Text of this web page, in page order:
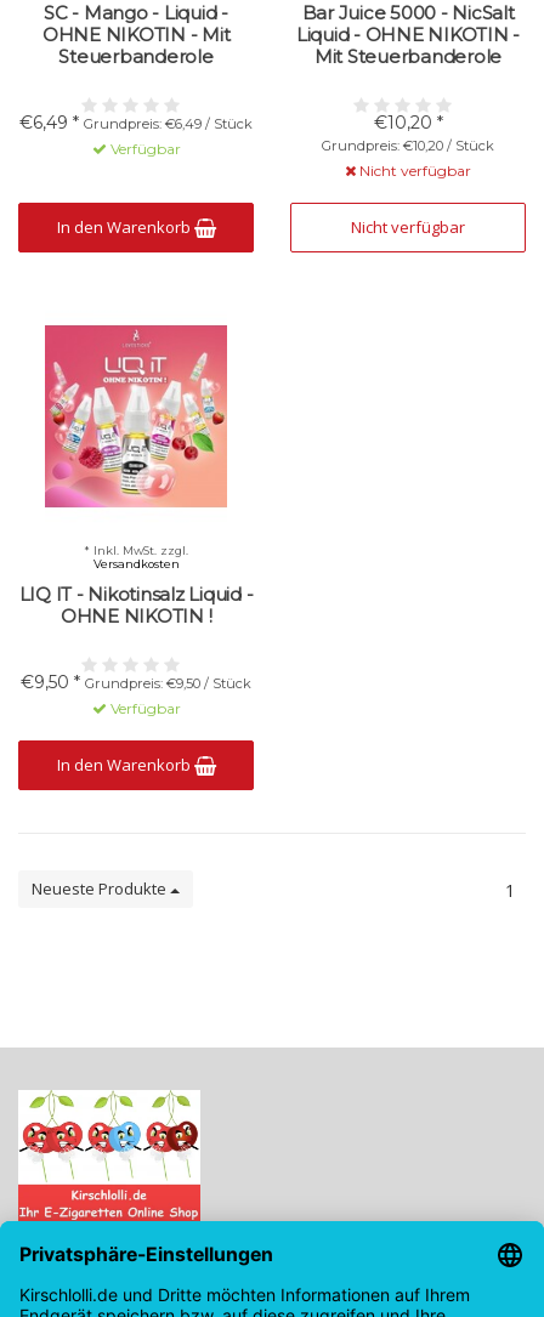
SC - Mango - Liquid -
OHNE NIKOTIN - Mit
Steuerbanderole
€6,49 * Grundpreis: €6,49 / Stück
Verfügbar
In den Warenkorb
Bar Juice 5000 - NicSalt
Liquid - OHNE NIKOTIN -
Mit Steuerbanderole
€10,20 *
Grundpreis: €10,20 / Stück
Nicht verfügbar
Nicht verfügbar
LIQ IT - Nikotinsalz Liquid -
OHNE NIKOTIN !
€9,50 * Grundpreis: €9,50 / Stück
* Inkl. MwSt. zzgl.
Versandkosten
Verfügbar
In den Warenkorb
Neueste Produkte 1
Kirschlolli.de - Ihr E-Zigaretten Online Shop
Kirchplatz 7, 96114 Hirschaid